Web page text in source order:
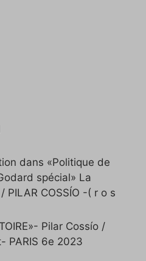
dans «Politique de
spécial» La
PILAR COSSÍO -( r o s
Pilar Cossío /
PARIS 6e 2023